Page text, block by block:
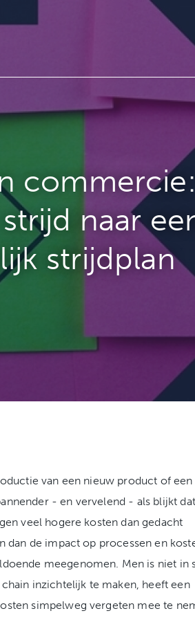
naar
strijdplan
van een nieuw product of een
- en vervelend - als blijkt
veel hogere kosten dan gedacht
dan de impact op processen en
meegenomen. Men is niet in
inzichtelijk te maken, heeft een
simpelweg vergeten mee te